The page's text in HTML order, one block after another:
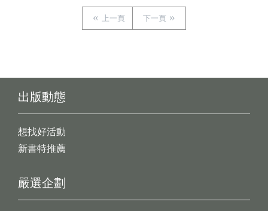
上一頁 下一頁
出版動態
想找好活動
新書特推薦
嚴選企劃